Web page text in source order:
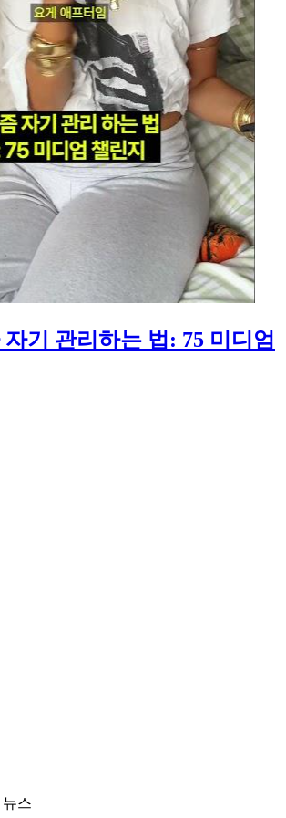
기 관리하는 법: 75 미디엄
스